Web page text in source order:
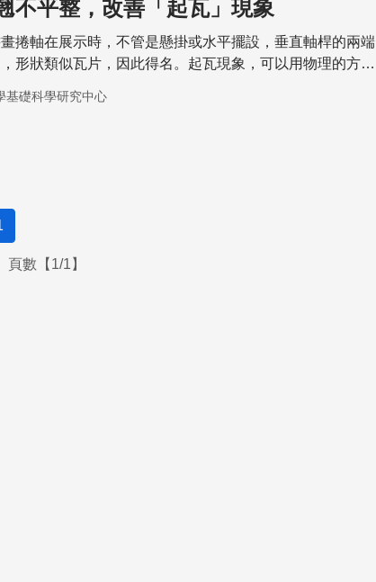
不平整，改善「起瓦」現象
捲軸在展示時，不管是懸掛或水平擺設，垂直軸桿的兩端
形狀類似瓦片，因此得名。起瓦現象，可以用物理的方式
基礎科學研究中心
數【1/1】